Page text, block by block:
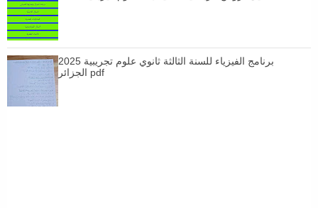
برنامج الفيزياء للسنة الثالثة ثانوي علوم تجريبية 2025
الجزائر pdf